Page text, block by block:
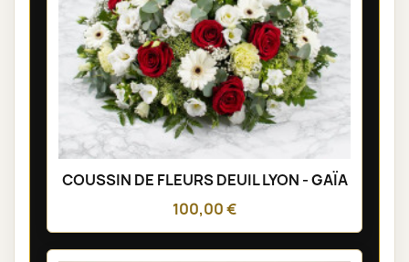
COUSSIN DE FLEURS DEUIL LYON - GAÏA
100,00 €